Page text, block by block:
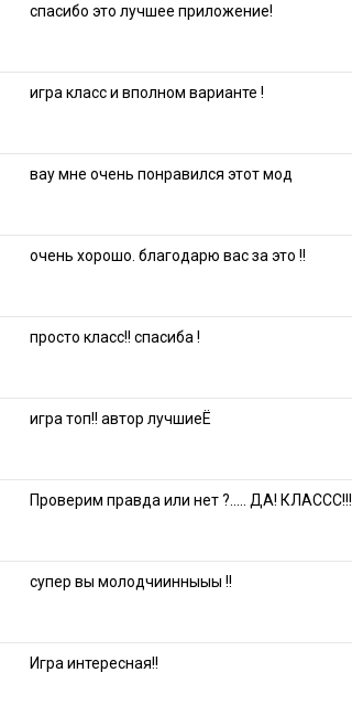
спасибо это лучшее приложение!
игра класс и вполном варианте !
вау мне очень понравился этот мод
очень хорошо. благодарю вас за это !!
просто класс!! спасиба !
игра топ!! автор лучшиеЁ
Проверим правда или нет ?..... ДА! КЛАССС!!!
супер вы молодчиинныыы !!
Игра интересная!!